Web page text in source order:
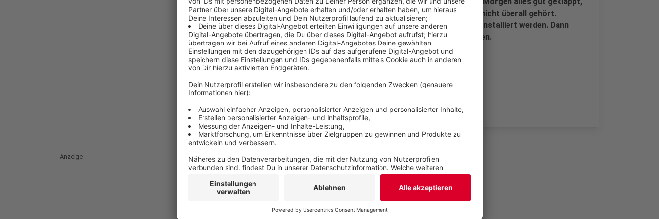
allerdings gibt es in Wuppertal zu wenig Sirenen. Sie werden nicht überall gehört.
Deswegen sollen bis übernächstes Jahr zusätzliche Sirenen installiert werden. Dann
sollen zumindest alle dichtbesiedelten Gebiete erreicht werden.
Veröffentlicht:Donnerstag, 05.09.2019 14:12
Anzeige
Anzeige